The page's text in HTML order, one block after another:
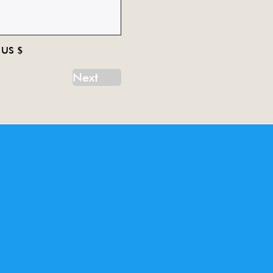
$
Next
robot tin toy, tank tin toy, tractor tin toy, car
à partir de 1958 Inventaire des jouets en tole
spaciaux, espace, mini bus, bus, van, pick
050,ms
781,ms418,me842,me